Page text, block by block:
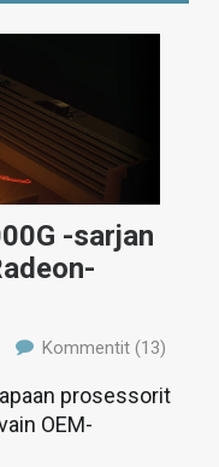
-sarjan
Kommentit (13)
prosessorit
OEM-